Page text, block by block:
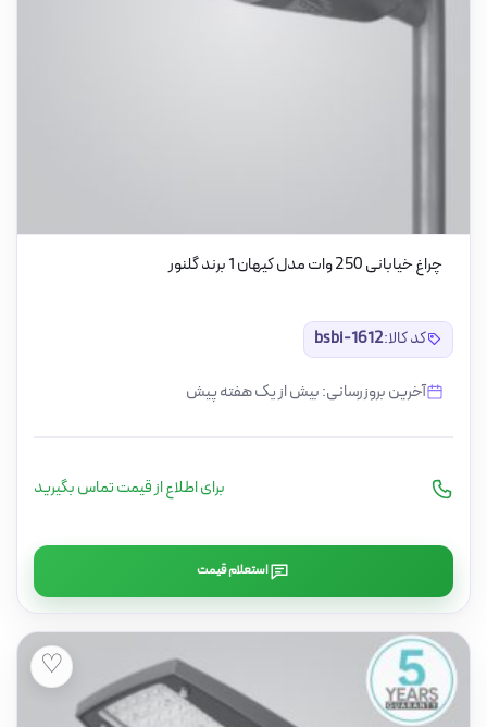
چراغ خیابانی 250 وات مدل کیهان 1 برند گلنور
کد کالا:bsbi-1612
آخرین بروزرسانی: بیش از یک هفته پیش
برای اطلاع از قیمت تماس بگیرید
استعلام قیمت
♡